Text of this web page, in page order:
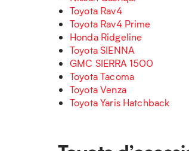
Toyota Rav4
Toyota Rav4 Prime
Honda Ridgeline
Toyota SIENNA
GMC SIERRA 1500
Toyota Tacoma
Toyota Venza
Toyota Yaris Hatchback